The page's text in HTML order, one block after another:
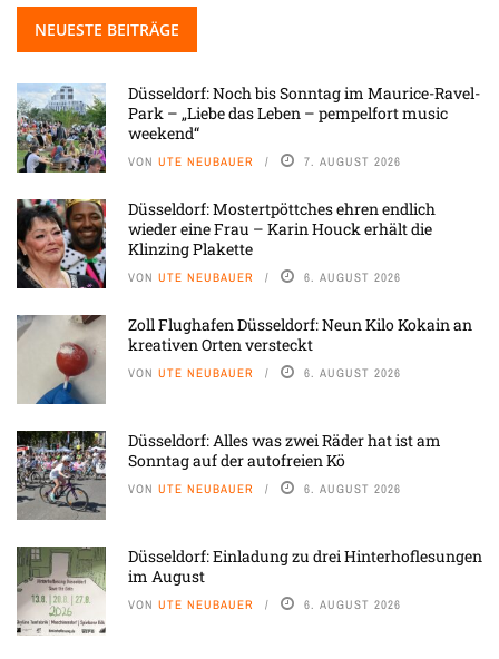
NEUESTE BEITRÄGE
Düsseldorf: Noch bis Sonntag im Maurice-Ravel-
Park – „Liebe das Leben – pempelfort music
weekend“
VON UTE NEUBAUER 7. AUGUST 2026
Düsseldorf: Mostertpöttches ehren endlich
wieder eine Frau – Karin Houck erhält die
Klinzing Plakette
VON UTE NEUBAUER 6. AUGUST 2026
Zoll Flughafen Düsseldorf: Neun Kilo Kokain an
kreativen Orten versteckt
VON UTE NEUBAUER 6. AUGUST 2026
Düsseldorf: Alles was zwei Räder hat ist am
Sonntag auf der autofreien Kö
VON UTE NEUBAUER 6. AUGUST 2026
Düsseldorf: Einladung zu drei Hinterhoflesungen
im August
VON UTE NEUBAUER 6. AUGUST 2026